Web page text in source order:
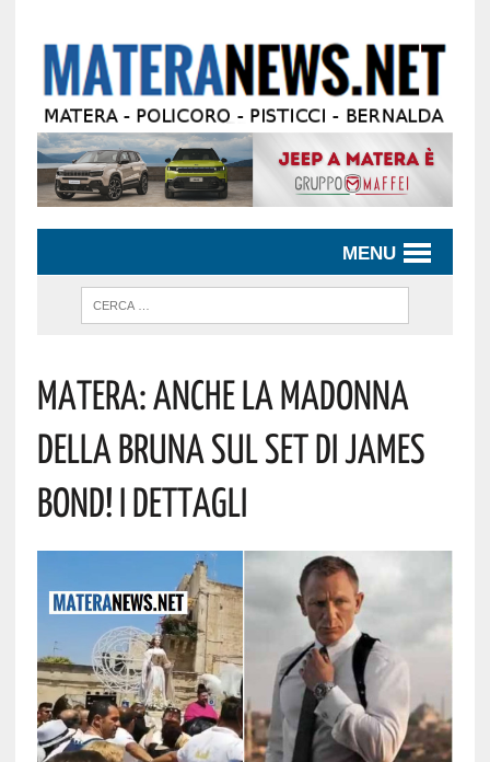
MENU
Matera: Anche La Madonna
Della Bruna Sul Set Di James
Bond! I Dettagli